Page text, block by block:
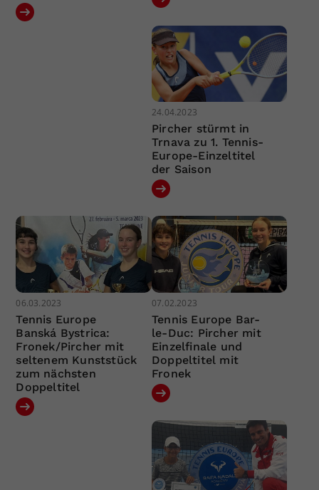
24.04.2023
Pircher stürmt in
Trnava zu 1. Tennis-
Europe-Einzeltitel
der Saison
06.03.2023
Tennis Europe
Banská Bystrica:
Fronek/Pircher mit
seltenem Kunststück
zum nächsten
Doppeltitel
07.02.2023
Tennis Europe Bar-
le-Duc: Pircher mit
Einzelfinale und
Doppeltitel mit
Fronek